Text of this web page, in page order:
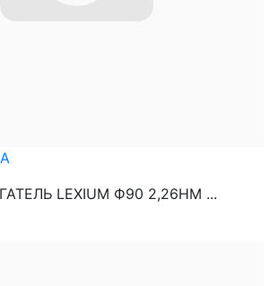
LEXIUM Ф90 2,26НМ ...